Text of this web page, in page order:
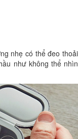
nhẹ có thể đeo thoải
như không thể nhìn